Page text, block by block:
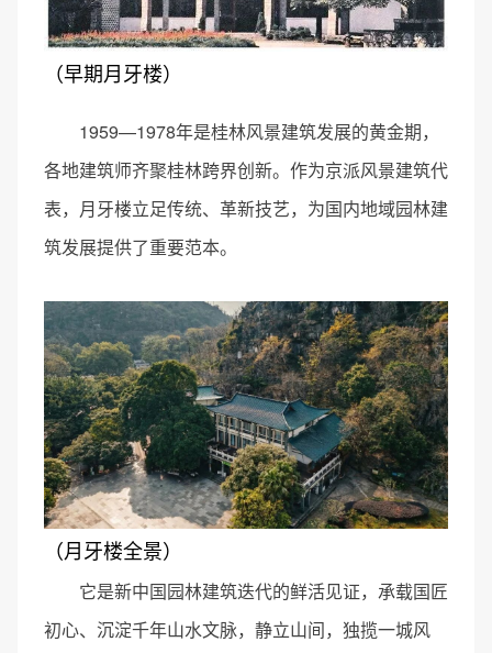
（早期月牙楼）
1959—1978年是桂林风景建筑发展的黄金期，
各地建筑师齐聚桂林跨界创新。作为京派风景建筑代
表，月牙楼立足传统、革新技艺，为国内地域园林建
筑发展提供了重要范本。
（月牙楼全景）
它是新中国园林建筑迭代的鲜活见证，承载国匠
初心、沉淀千年山水文脉，静立山间，独揽一城风